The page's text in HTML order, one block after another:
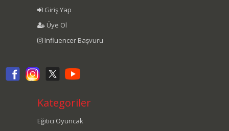
Giriş Yap
Üye Ol
Influencer Başvuru
Kategoriler
Eğitici Oyuncak